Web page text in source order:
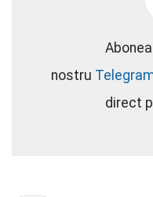
nostru
direct